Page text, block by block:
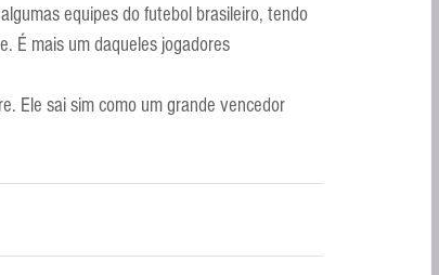
equipes do futebol brasileiro, tendo
É mais um daqueles jogadores
Ele sai sim como um grande vencedor